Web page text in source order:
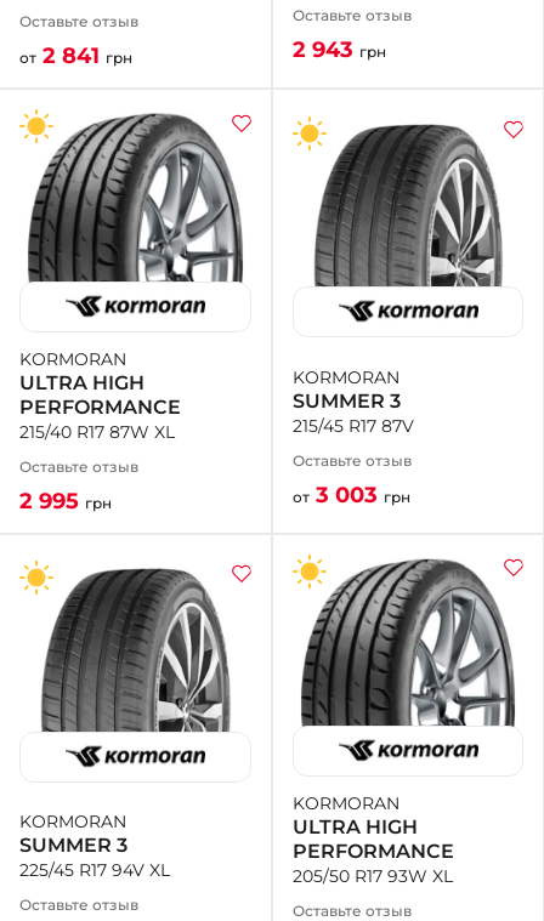
Оставьте отзыв
от 2 841 грн
Оставьте отзыв
2 943 грн
KORMORAN
ULTRA HIGH
PERFORMANCE
215/40 R17 87W XL
Оставьте отзыв
2 995 грн
KORMORAN
SUMMER 3
215/45 R17 87V
Оставьте отзыв
от 3 003 грн
KORMORAN
SUMMER 3
225/45 R17 94V XL
Оставьте отзыв
KORMORAN
ULTRA HIGH
PERFORMANCE
205/50 R17 93W XL
Оставьте отзыв